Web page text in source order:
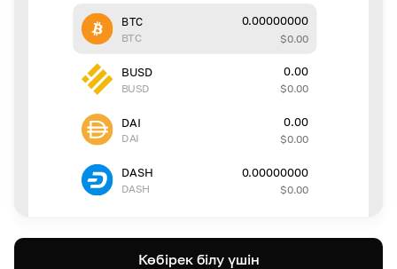
BTC
BTC
0.00000000
$0.00
BUSD
BUSD
0.00
$0.00
DAI
DAI
0.00
$0.00
DASH
DASH
0.00000000
$0.00
Көбірек білу үшін